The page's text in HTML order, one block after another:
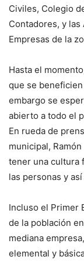
Civiles, Colegio
Contadores, y
Empresas de la
Hasta el
que se
embargo se
abierto a todo el
En rueda de
municipal,
tener una cultura
las personas y
Incluso el Primer
de la población
mediana
elemental y